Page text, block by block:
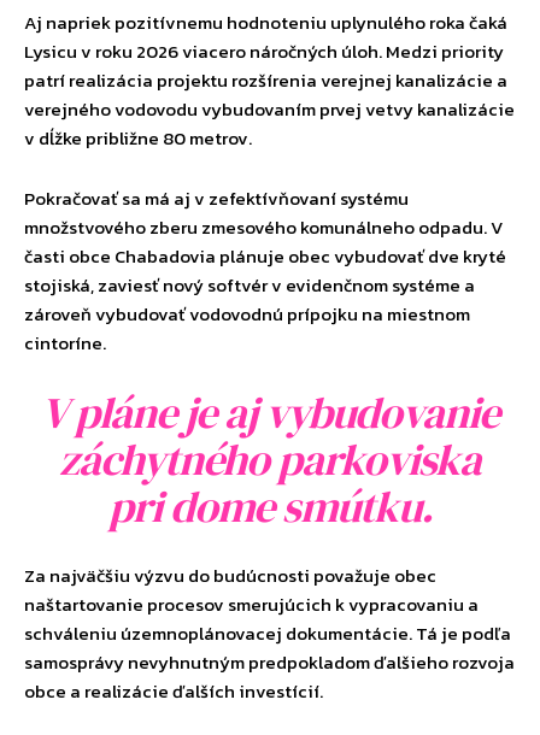
Aj napriek pozitívnemu hodnoteniu uplynulého roka čaká
Lysicu v roku 2026 viacero náročných úloh. Medzi priority
patrí realizácia projektu rozšírenia verejnej kanalizácie a
verejného vodovodu vybudovaním prvej vetvy kanalizácie
v dĺžke približne 80 metrov.
Pokračovať sa má aj v zefektívňovaní systému
množstvového zberu zmesového komunálneho odpadu. V
časti obce Chabadovia plánuje obec vybudovať dve kryté
stojiská, zaviesť nový softvér v evidenčnom systéme a
zároveň vybudovať vodovodnú prípojku na miestnom
cintoríne.
V pláne je aj vybudovanie
záchytného parkoviska
pri dome smútku.
Za najväčšiu výzvu do budúcnosti považuje obec
naštartovanie procesov smerujúcich k vypracovaniu a
schváleniu územnoplánovacej dokumentácie. Tá je podľa
samosprávy nevyhnutným predpokladom ďalšieho rozvoja
obce a realizácie ďalších investícií.